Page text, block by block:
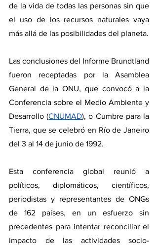
de la vida de todas las personas sin que
el uso de los recursos naturales vaya
más allá de las posibilidades del planeta.
Las conclusiones del Informe Brundtland
fueron receptadas por la Asamblea
General de la ONU, que convocó a la
Conferencia sobre el Medio Ambiente y
Desarrollo (CNUMAD), o Cumbre para la
Tierra, que se celebró en Río de Janeiro
del 3 al 14 de junio de 1992.
Esta conferencia global reunió a
políticos, diplomáticos, científicos,
periodistas y representantes de ONGs
de 162 países, en un esfuerzo sin
precedentes para intentar reconciliar el
impacto de las actividades socio-